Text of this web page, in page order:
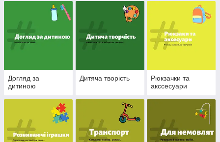
Догляд за
дитиною
Дитяча творість
Рюкзачки та
акссесуари